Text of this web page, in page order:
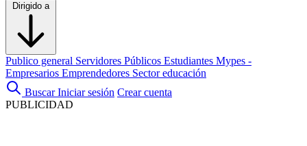
Dirigido a
Publico general Servidores Públicos Estudiantes Mypes -
Empresarios Emprendedores Sector educación
Buscar Iniciar sesión Crear cuenta
PUBLICIDAD